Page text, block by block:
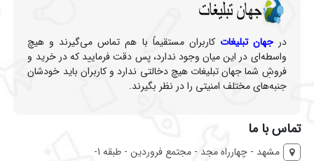
درجهان تبلیغات کاربران مستقیماً با هم تماس می‌گیرند و هیچ
واسطه‌ای در این میان وجود ندارد، پس دقت فرمایید که در خرید و
فروشِ شما جهان تبلیغات هیچ دخالتی ندارد و کاربران باید خودشان
جنبه‌های مختلف امنیتی را در نظر بگیرند.
تماس با ما
مشهد - چهارراه مجد - مجتمع فروردین - طبقه 1-